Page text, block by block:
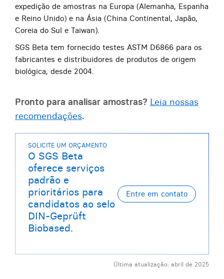
expedição de amostras na Europa (Alemanha, Espanha
e Reino Unido) e na Ásia (China Continental, Japão,
Coreia do Sul e Taiwan).
SGS Beta tem fornecido testes ASTM D6866 para os
fabricantes e distribuidores de produtos de origem
biológica, desde 2004.
Pronto para analisar amostras? Leia nossas
recomendações.
SOLICITE UM ORÇAMENTO
O SGS Beta
oferece serviços
padrão e
prioritários para
candidatos ao selo
DIN-Geprüft
Biobased.
Última atualização: abril de 2025